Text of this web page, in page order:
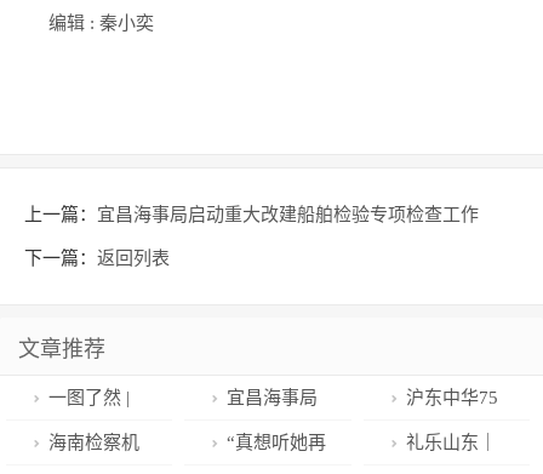
编辑 : 秦小奕
上一篇： 宜昌海事局启动重大改建船舶检验专项检查工作
下一篇： 返回列表
文章推荐
一图了然 |
又到了炫小龙
宜昌海事局
启动重大改建
沪东中华75
天交付3艘全
海南检察机 “真想听她再 礼乐山东｜